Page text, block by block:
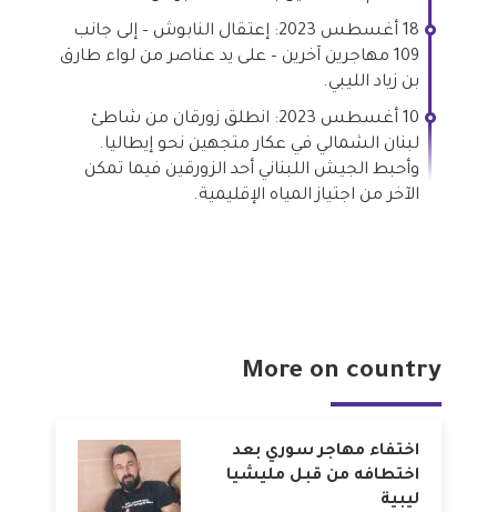
18 أغسطس 2023: إعتقال النابوش – إلى جانب
109 مهاجرين آخرين – على يد عناصر من لواء طارق
بن زياد الليبي.
10 أغسطس 2023: انطلق زورقان من شاطئ
لبنان الشمالي في عكار متجهين نحو إيطاليا.
وأحبط الجيش اللبناني أحد الزورقين فيما تمكن
الآخر من اجتياز المياه الإقليمية.
More on country
اختفاء مهاجر سوري بعد
اختطافه من قبل مليشيا
ليبية